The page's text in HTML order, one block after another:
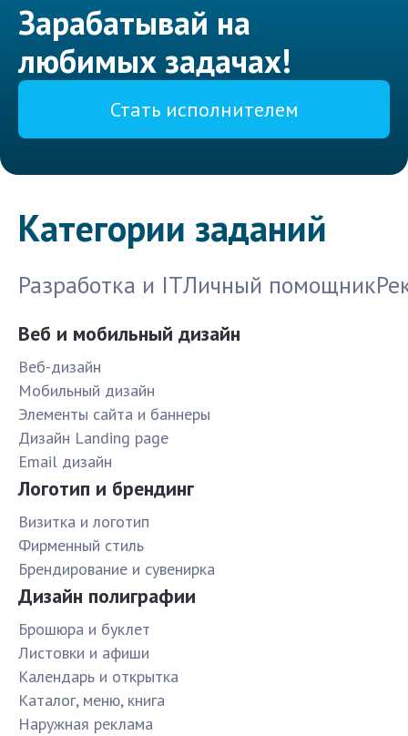
Зарабатывай на
любимых задачах!
Стать исполнителем
Категории заданий
Разработка и ITЛичный помощник
Веб и мобильный дизайн
Веб-дизайн
Мобильный дизайн
Элементы сайта и баннеры
Дизайн Landing page
Email дизайн
Логотип и брендинг
Визитка и логотип
Фирменный стиль
Брендирование и сувенирка
Дизайн полиграфии
Брошюра и буклет
Листовки и афиши
Календарь и открытка
Каталог, меню, книга
Наружная реклама